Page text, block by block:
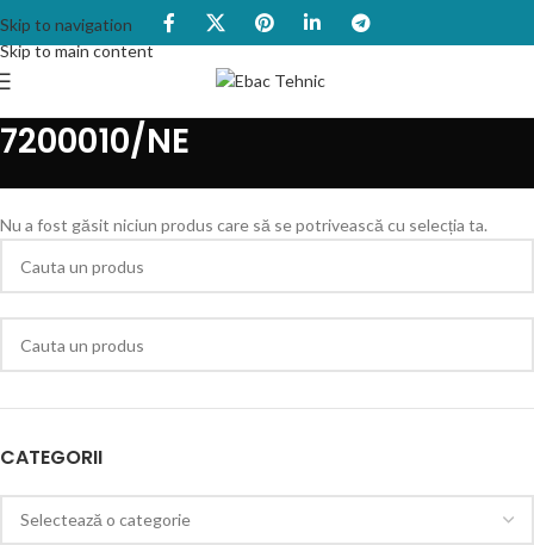
Skip to navigation
Skip to main content
7200010/NE
CATEGORII
Nu a fost găsit niciun produs care să se potrivească cu selecția ta.